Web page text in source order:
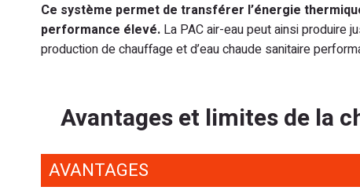
Ce système permet de transférer l’énergie
performance élevé. La PAC air-eau peut ainsi produire
production de chauffage et d’eau chaude sanitaire
Avantages et limites de la
AVANTAGES